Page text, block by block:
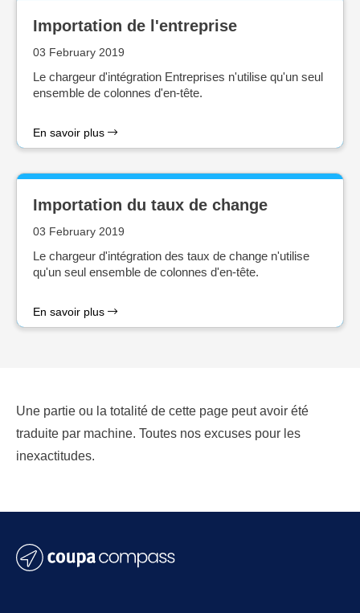
Importation de l'entreprise
03 February 2019
Le chargeur d'intégration Entreprises n'utilise qu'un seul
ensemble de colonnes d'en-tête.
En savoir plus
Importation du taux de change
03 February 2019
Le chargeur d'intégration des taux de change n'utilise
qu'un seul ensemble de colonnes d'en-tête.
En savoir plus
Une partie ou la totalité de cette page peut avoir été
traduite par machine. Toutes nos excuses pour les
inexactitudes.